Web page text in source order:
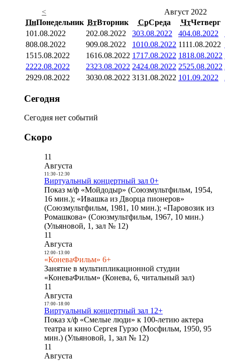
<
Август 2022
ПнПонедельник ВтВторник СрСреда ЧтЧетверг
101.08.2022 202.08.2022 303.08.2022 404.08.2022
808.08.2022 909.08.2022 1010.08.2022 1111.08.2022
1515.08.2022 1616.08.2022 1717.08.2022 1818.08.2022
2222.08.2022 2323.08.2022 2424.08.2022 2525.08.2022
2929.08.2022 3030.08.2022 3131.08.2022 101.09.2022
Сегодня
Сегодня нет событий
Скоро
11
Августа
11:30- 12:30
Виртуальный концертный зал 0+
Показ м/ф «Мойдодыр» (Союзмультфильм, 1954,
16 мин.); «Ивашка из Дворца пионеров»
(Союзмультфильм, 1981, 10 мин.); «Паровозик из
Ромашкова» (Союзмультфильм, 1967, 10 мин.)
(Ульяновой, 1, зал № 12)
11
Августа
12:00- 13:00
«КоневаФильм» 6+
Занятие в мультипликационной студии
«КоневаФильм» (Конева, 6, читальный зал)
11
Августа
17:00- 18:00
Виртуальный концертный зал 12+
Показ х/ф «Смелые люди» к 100-летию актера
театра и кино Сергея Гурзо (Мосфильм, 1950, 95
мин.) (Ульяновой, 1, зал № 12)
11
Августа